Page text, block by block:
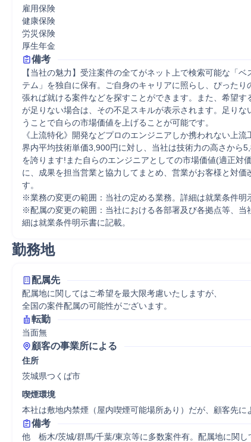
雇用保険
健康保険
労災保険
厚生年金
備考
【当社の魅力】受注案件の全てがネット上で検索可能な「ベ
テム」を独自に保有。ご自身のキャリアに照らし、ぴったり
張れば就ける案件などを探すことができます。また、希望す
が足りない場合は、その不足スキルが表示されます。足りな
うことで自らの市場価値を上げることが可能です。
《上流特化》開発などプロのエンジニアしか携われない上
界内平均技術単価3,900円に対し、当社は技術力の高さから
を誇ります!また自らのエンジニアとしての市場価値(適正対
に、成果を担当営業と協力してまとめ、営業がお客様と対価
す。
※業務の変更の範囲：当社の定める業務。詳細は就業条件明
※配属の変更の範囲：当社における各部署及び各拠点等、当
細は就業条件明示書に記載。
勤務地
配属先
配属地に関してはご希望を最大限考慮いたしますが、
全国の案件配属の可能性がございます。
転勤
当面無
顧客の事業所による
住所
茨城県つくば市
喫煙環境
本社は敷地内禁煙（屋内喫煙可能場所あり）だが、顧客先に
備考
他　栃木/茨城/群馬/千葉/東京等に多数案件有。配属地に関し